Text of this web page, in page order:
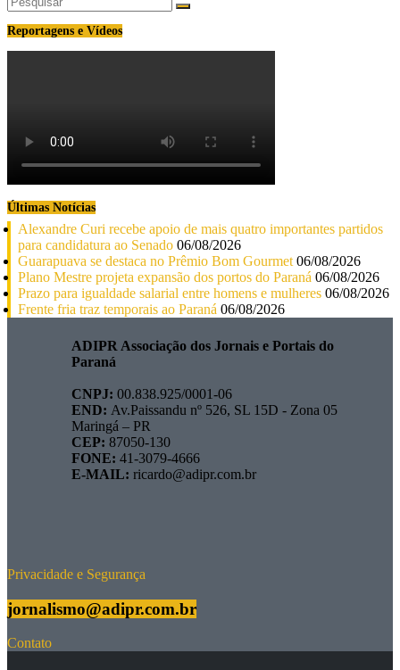
Reportagens e Vídeos
Últimas Notícias
Alexandre Curi recebe apoio de mais quatro importantes partidos
para candidatura ao Senado 06/08/2026
Guarapuava se destaca no Prêmio Bom Gourmet 06/08/2026
Plano Mestre projeta expansão dos portos do Paraná 06/08/2026
Prazo para igualdade salarial entre homens e mulheres 06/08/2026
Frente fria traz temporais ao Paraná 06/08/2026
ADIPR Associação dos Jornais e Portais do
Paraná
CNPJ: 00.838.925/0001-06
END: Av.Paissandu nº 526, SL 15D - Zona 05
Maringá – PR
CEP: 87050-130
FONE: 41-3079-4666
E-MAIL: ricardo@adipr.com.br
Privacidade e Segurança
jornalismo@adipr.com.br
Contato